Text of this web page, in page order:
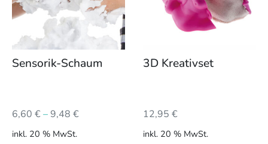
Sensorik-Schaum
6,60 €– 9,48 €
inkl. 20 % MwSt.
3D Kreativset
12,95 €
inkl. 20 % MwSt.